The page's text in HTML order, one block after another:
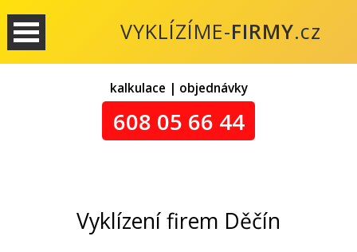
VYKLÍZÍME-FIRMY.cz
kalkulace | objednávky
608 05 66 44
Vyklízení firem Děčín